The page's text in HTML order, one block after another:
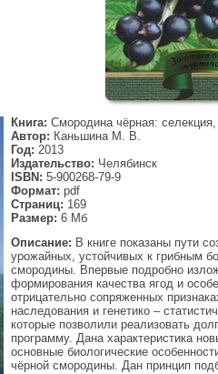
Книга: Смородина чёрная: селекция,
Автор: Каньшина М. В.
Год: 2013
Издательство: Челябинск
ISBN: 5-900268-79-9
Формат: pdf
Страниц: 169
Размер: 6 Мб
Описание: В книге показаны пути
урожайных, устойчивых к грибным
смородины. Впервые подробно
формирования качества ягод и
отрицательно сопряженных
наследования и генетико –
которые позволили реализовать
программу. Дана характеристика
основные биологические
чёрной смородины. Дан принцип
▼
▼
▼
▼